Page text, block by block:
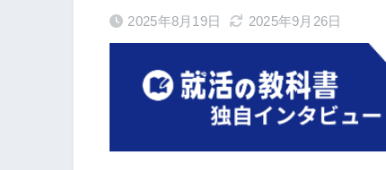
2025年8月19日 2025年9月26日